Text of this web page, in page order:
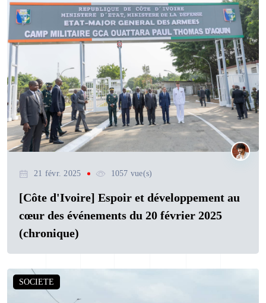
21 févr. 2025 1057 vue(s)
[Côte d'Ivoire] Espoir et développement au
cœur des événements du 20 février 2025
(chronique)
SOCIETE